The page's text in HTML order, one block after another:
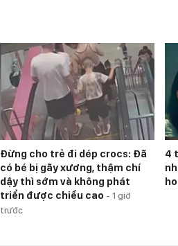
Đừng cho trẻ đi dép crocs: Đã
có bé bị gãy xương, thậm chí
dậy thì sớm và không phát
triển được chiều cao - 1 giờ
trước
4